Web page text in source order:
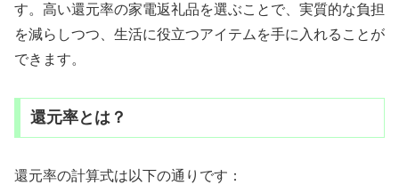
す。高い還元率の家電返礼品を選ぶことで、実質的な負担
を減らしつつ、生活に役立つアイテムを手に入れることが
できます。
還元率とは？
還元率の計算式は以下の通りです：